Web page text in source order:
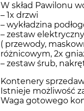
W skład Pawilonu
– 1x drzwi
– wykładzina
– zestaw elektryczny
( przewody,
różnicowym, 2x
– zestaw śrub,
Kontenery
Istnieje możliwość
Waga gotowego